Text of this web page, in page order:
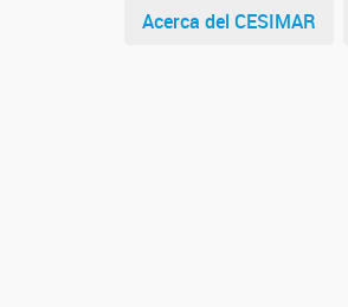
Acerca del CESIMAR